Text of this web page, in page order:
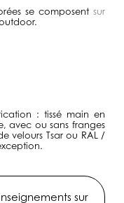
se composentsur
: tissé main en
avec ou sans franges
velours Tsar ou RAL /
sur